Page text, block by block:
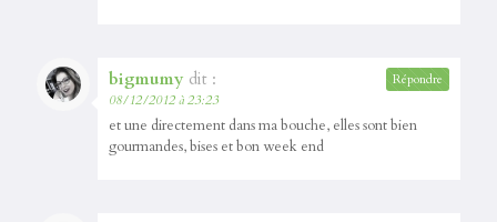
bigmumy dit :
08/12/2012 à 23:23
et une directement dans ma bouche, elles sont bien
gourmandes, bises et bon week end
Répondre